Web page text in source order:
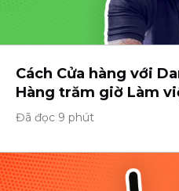
Cách Cửa hàng với
Hàng trăm giờ Làm
Đã đọc 9 phút